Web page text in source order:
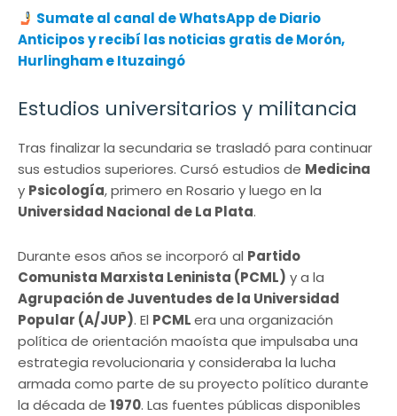
Sumate al canal de WhatsApp de Diario
Anticipos y recibí las noticias gratis de Morón,
Hurlingham e Ituzaingó
Estudios universitarios y militancia
Tras finalizar la secundaria se trasladó para continuar
sus estudios superiores. Cursó estudios de Medicina
y Psicología, primero en Rosario y luego en la
Universidad Nacional de La Plata.
Durante esos años se incorporó al Partido
Comunista Marxista Leninista (PCML) y a la
Agrupación de Juventudes de la Universidad
Popular (A/JUP). El PCMLera una organización
política de orientación maoísta que impulsaba una
estrategia revolucionaria y consideraba la lucha
armada como parte de su proyecto político durante
la década de 1970. Las fuentes públicas disponibles